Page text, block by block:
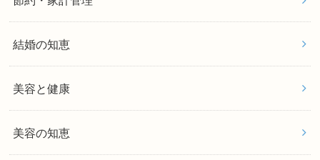
結婚の知恵
美容と健康
美容の知恵